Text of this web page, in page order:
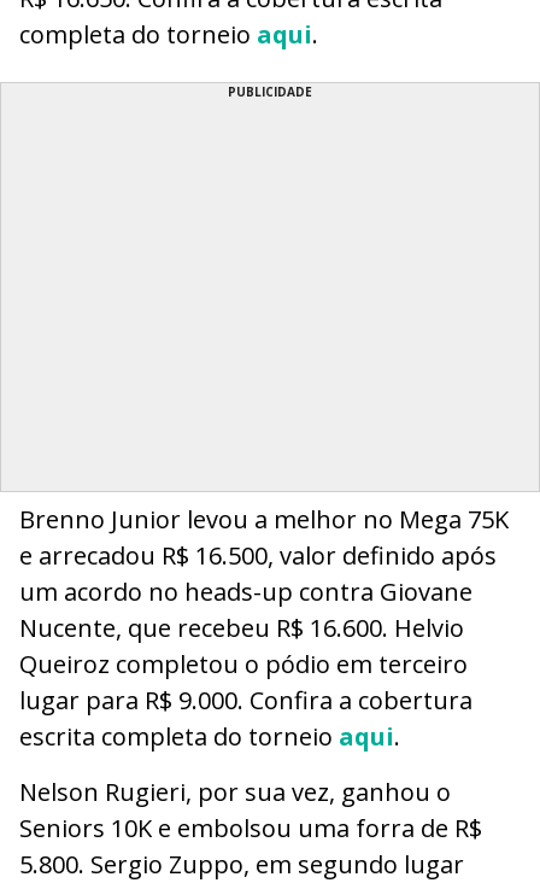
completa do torneio aqui.
PUBLICIDADE
Brenno Junior levou a melhor no Mega 75K
e arrecadou R$ 16.500, valor definido após
um acordo no heads-up contra Giovane
Nucente, que recebeu R$ 16.600. Helvio
Queiroz completou o pódio em terceiro
lugar para R$ 9.000. Confira a cobertura
escrita completa do torneio aqui.
Nelson Rugieri, por sua vez, ganhou o
Seniors 10K e embolsou uma forra de R$
5.800. Sergio Zuppo, em segundo lugar